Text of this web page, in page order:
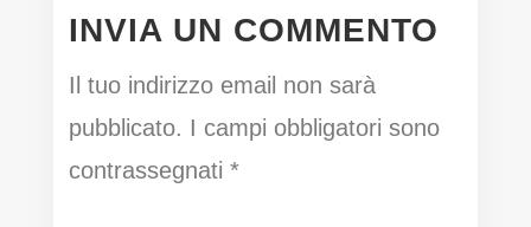
INVIA UN COMMENTO
Il tuo indirizzo email non sarà
pubblicato. I campi obbligatori sono
contrassegnati*